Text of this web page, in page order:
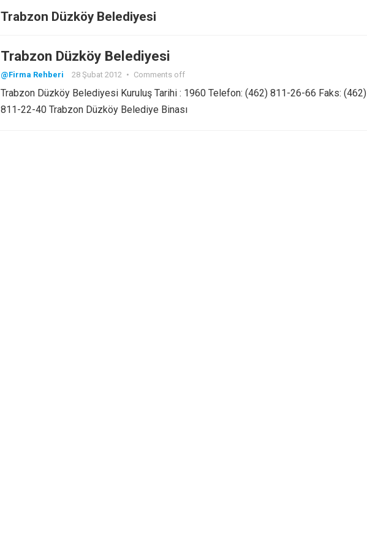
Trabzon Düzköy Belediyesi
Trabzon Düzköy Belediyesi
@Firma Rehberi 28 Şubat 2012 • Comments off
Trabzon Düzköy Belediyesi Kuruluş Tarihi : 1960 Telefon: (462) 811-26-66 Faks: (462)
811-22-40 Trabzon Düzköy Belediye Binası